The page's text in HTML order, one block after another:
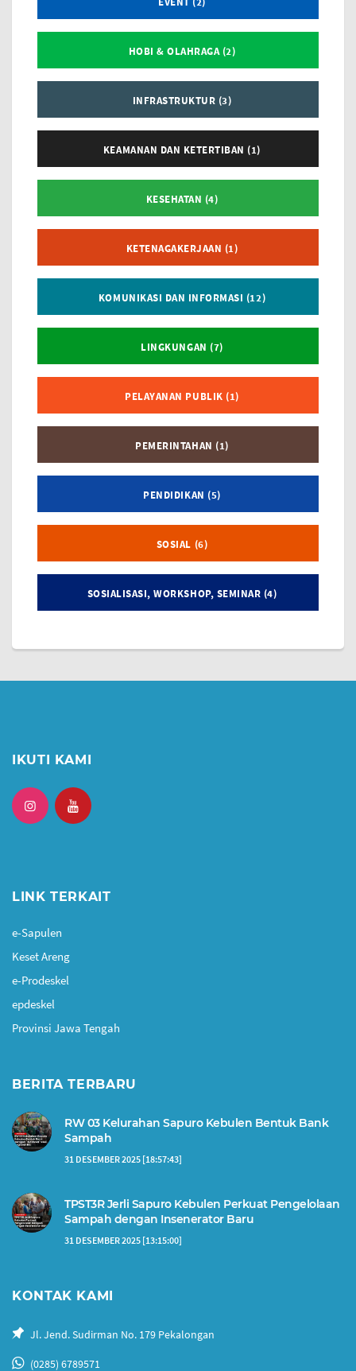
HOBI & OLAHRAGA (2)
INFRASTRUKTUR (3)
KEAMANAN DAN KETERTIBAN (1)
KESEHATAN (4)
KETENAGAKERJAAN (1)
KOMUNIKASI DAN INFORMASI (12)
LINGKUNGAN (7)
PELAYANAN PUBLIK (1)
PEMERINTAHAN (1)
PENDIDIKAN (5)
SOSIAL (6)
SOSIALISASI, WORKSHOP, SEMINAR (4)
IKUTI KAMI
LINK TERKAIT
e-Sapulen
Keset Areng
e-Prodeskel
epdeskel
Provinsi Jawa Tengah
BERITA TERBARU
RW 03 Kelurahan Sapuro Kebulen Bentuk Bank
Sampah
31 DESEMBER 2025 [18:57:43]
TPST3R Jerli Sapuro Kebulen Perkuat Pengelolaan
Sampah dengan Insenerator Baru
31 DESEMBER 2025 [13:15:00]
KONTAK KAMI
Jl. Jend. Sudirman No. 179 Pekalongan
(0285) 6789571